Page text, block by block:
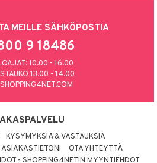
MEILLE SÄHKÖPOSTIA
9 18486
10.00 - 16.00
13.00 - 14.00
KYSYMYKSIÄ & VASTAUKSIA
OTA YHTEYTTÄ
- SHOPPING4NETIN MYYNTIEHDOT